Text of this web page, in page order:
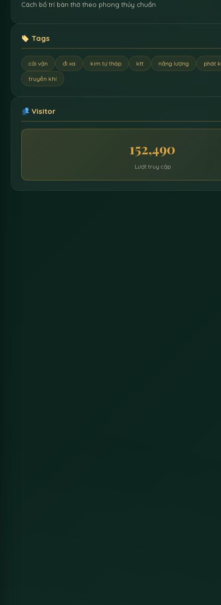
Cách bố trí bàn thờ theo phong thủy chuẩn
Tags
cải vận đi xa kim tự tháp ktt năng lượng phát
truyền khí
Visitor
152,490
Lượt truy cập